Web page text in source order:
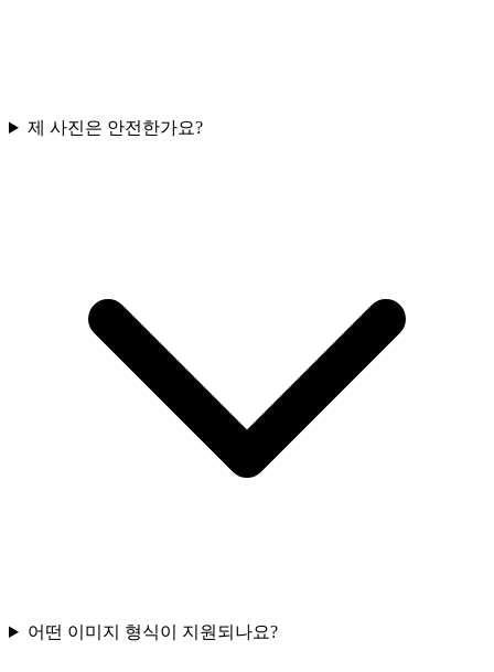
제 사진은 안전한가요?
어떤 이미지 형식이 지원되나요?